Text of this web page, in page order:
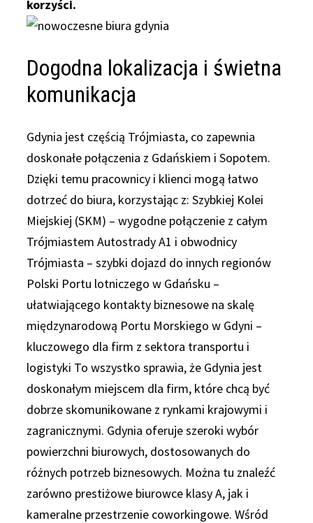
korzyści.
Dogodna lokalizacja i świetna
komunikacja
Gdynia jest częścią Trójmiasta, co zapewnia
doskonałe połączenia z Gdańskiem i Sopotem.
Dzięki temu pracownicy i klienci mogą łatwo
dotrzeć do biura, korzystając z: Szybkiej Kolei
Miejskiej (SKM) – wygodne połączenie z całym
Trójmiastem Autostrady A1 i obwodnicy
Trójmiasta – szybki dojazd do innych regionów
Polski Portu lotniczego w Gdańsku –
ułatwiającego kontakty biznesowe na skalę
międzynarodową Portu Morskiego w Gdyni –
kluczowego dla firm z sektora transportu i
logistyki To wszystko sprawia, że Gdynia jest
doskonałym miejscem dla firm, które chcą być
dobrze skomunikowane z rynkami krajowymi i
zagranicznymi. Gdynia oferuje szeroki wybór
powierzchni biurowych, dostosowanych do
różnych potrzeb biznesowych. Można tu znaleźć
zarówno prestiżowe biurowce klasy A, jak i
kameralne przestrzenie coworkingowe. Wśród